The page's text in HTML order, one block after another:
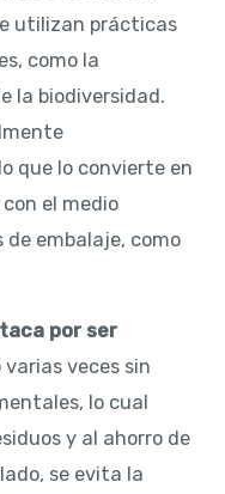
utilizan prácticas
como la
la biodiversidad.
que lo convierte en
el medio
embalaje, como
por ser
varias veces sin
lo cual
y al ahorro de
se evita la